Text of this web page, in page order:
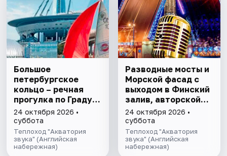
Большое
петербургское
кольцо – речная
прогулка пo Граду
на Неве с
авторской
экскурсией и живой
музыкой в тёплом
салоне теплохода
24 октября 2026 •
суббота
Теплоход "Акватория
звука" (Английская
набережная)
Разводные мосты и
Морской фасад с
выходом в Финский
залив, авторской
экскурсией и живой
музыкой
24 октября 2026 •
суббота
Теплоход "Акватория
звука" (Английская
набережная)